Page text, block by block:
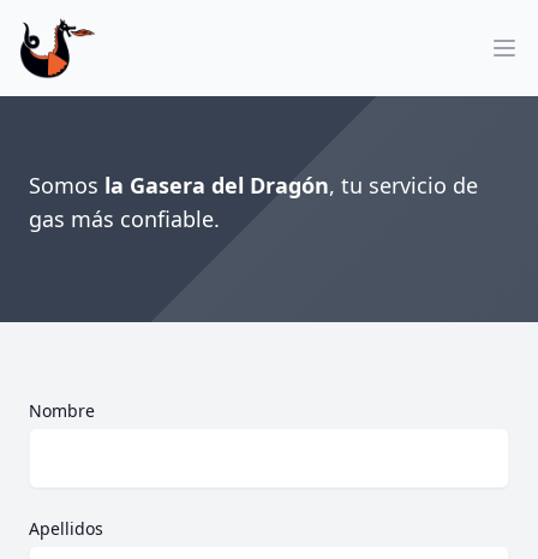
Somos la Gasera del Dragón, tu servicio de
gas más confiable.
Nombre
Apellidos